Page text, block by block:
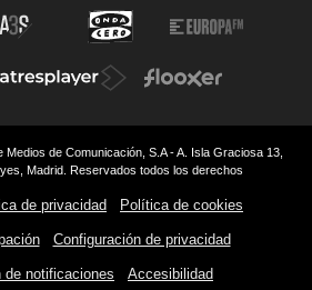
de Comunicación, S.A - A. Isla Graciosa 13,
Madrid. Reservados todos los derechos
de privacidad Política de cookies
Configuración de privacidad
de notificaciones Accesibilidad